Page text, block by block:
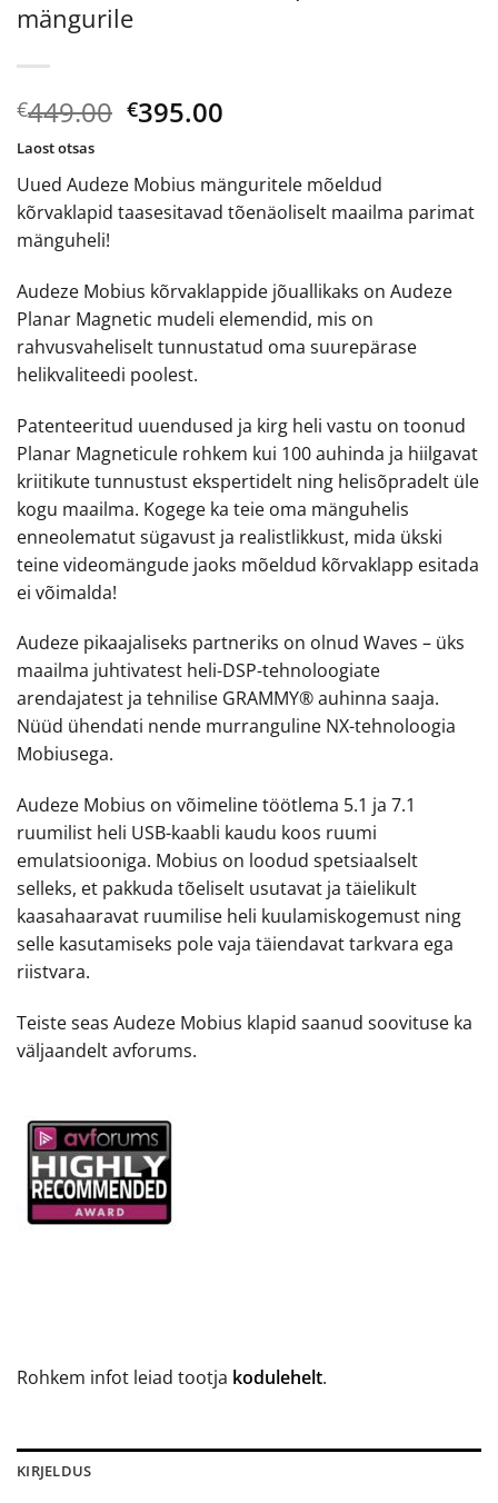
mängurile
€449.00 Algne
€449.00.
€395.00
€395.00.
Uued Audeze Mobius mänguritele mõeldud
kõrvaklapid taasesitavad tõenäoliselt maailma parimat
mänguheli!
Audeze Mobius kõrvaklappide jõuallikaks on Audeze
Planar Magnetic mudeli elemendid, mis on
rahvusvaheliselt tunnustatud oma suurepärase
helikvaliteedi poolest.
Patenteeritud uuendused ja kirg heli vastu on toonud
Planar Magneticule rohkem kui 100 auhinda ja hiilgavat
kriitikute tunnustust ekspertidelt ning helisõpradelt üle
kogu maailma. Kogege ka teie oma mänguhelis
enneolematut sügavust ja realistlikkust, mida ükski
teine ​​videomängude jaoks mõeldud kõrvaklapp esitada
ei võimalda!
Audeze pikaajaliseks partneriks on olnud Waves – üks
maailma juhtivatest heli-DSP-tehnoloogiate
arendajatest ja tehnilise GRAMMY® auhinna saaja.
Nüüd ühendati nende murranguline NX-tehnoloogia
Mobiusega.
Audeze Mobius on võimeline töötlema 5.1 ja 7.1
ruumilist heli USB-kaabli kaudu koos ruumi
emulatsiooniga. Mobius on loodud spetsiaalselt
selleks, et pakkuda tõeliselt usutavat ja täielikult
kaasahaaravat ruumilise heli kuulamiskogemust ning
selle kasutamiseks pole vaja täiendavat tarkvara ega
riistvara.
Teiste seas Audeze Mobius klapid saanud soovituse ka
väljaandelt avforums.
Rohkem infot leiad tootja kodulehelt.
Laost otsas
KIRJELDUS